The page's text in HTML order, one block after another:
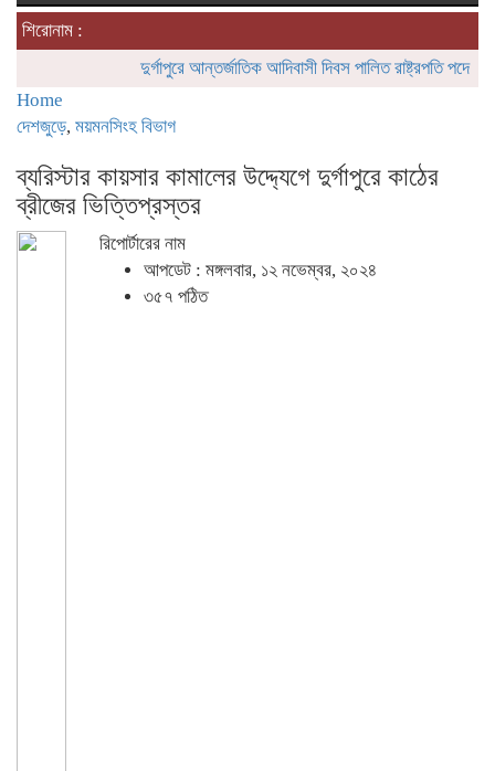
শিরোনাম :
দুর্গাপুরে আন্তর্জাতিক আদিবাসী দিবস পালিত রাষ্ট্রপতি পদে হতে
Home
দেশজুড়ে, ময়মনসিংহ বিভাগ
ব্যরিস্টার কায়সার কামালের উদ্দ্যেগে দুর্গাপুরে কাঠের
ব্রীজের ভিত্তিপ্রস্তর
রিপোর্টারের নাম
আপডেট : মঙ্গলবার, ১২ নভেম্বর, ২০২৪
৩৫৭ পঠিত